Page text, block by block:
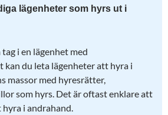
lägenheter som hyrs ut i
i en lägenhet med
du leta lägenheter att hyra i
massor med hyresrätter,
som hyrs. Det är oftast enklare att
i andrahand.